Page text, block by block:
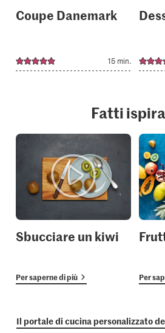
Coupe Danemark
15 min.
Fatti
Sbucciare un kiwi
Per saperne di più Per
Il portale di cucina personalizzato